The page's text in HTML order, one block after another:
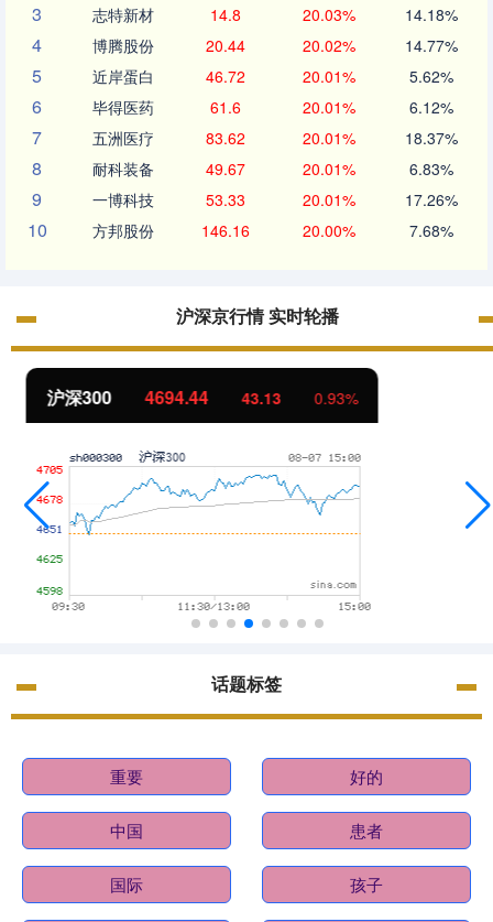
3 志特新材 14.8 20.03% 14.18%
4 博腾股份 20.44 20.02% 14.77%
5 近岸蛋白 46.72 20.01% 5.62%
6 毕得医药 61.6 20.01% 6.12%
7 五洲医疗 83.62 20.01% 18.37%
8 耐科装备 49.67 20.01% 6.83%
9 一博科技 53.33 20.01% 17.26%
10 方邦股份 146.16 20.00% 7.68%
沪深京行情 实时轮播
北证50 1134.24 11.37
话题标签
重要 好的
中国 患者
国际 孩子